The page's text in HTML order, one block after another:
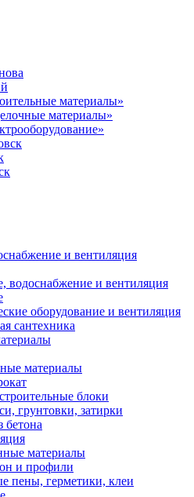
материалы»
материалы»
и вентиляция
водоснабжение и вентиляция
оборудование и вентиляция
сантехника
материалы
блоки
грунтовки, затирки
бетона
материалы
и профили
пены, герметики, клеи